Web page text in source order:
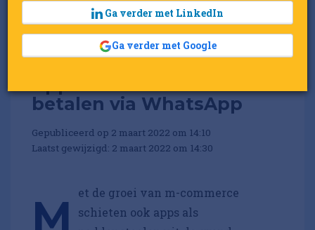
betalen via WhatsApp
Gepubliceerd op 2 maart 2022 om 14:10
Laatst gewijzigd: 2 maart 2022 om 14:30
M
et de groei van m-commerce
schieten ook apps als
Ga verder met LinkedIn
Ga verder met Google